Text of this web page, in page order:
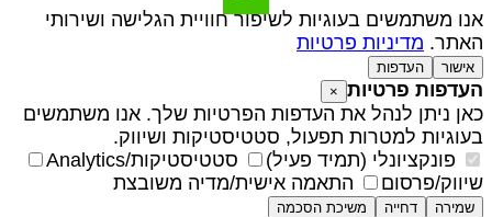
משתמשים בעוגיות לשיפור חוויית הגלישה ושירותי
מדיניות פרטיות
אישור העדפות
פרטיות ×
ניתן לנהל את העדפות הפרטיות שלך. אנו משתמשים
למטרות תפעול, סטטיסטיקות ושיווק.
פונקציונלי (תמיד פעיל)
סטטיסטיקות/Analytics
פרסום
התאמה אישית/מדיה משובצת
שמירה דחייה
משיכת הסכמה